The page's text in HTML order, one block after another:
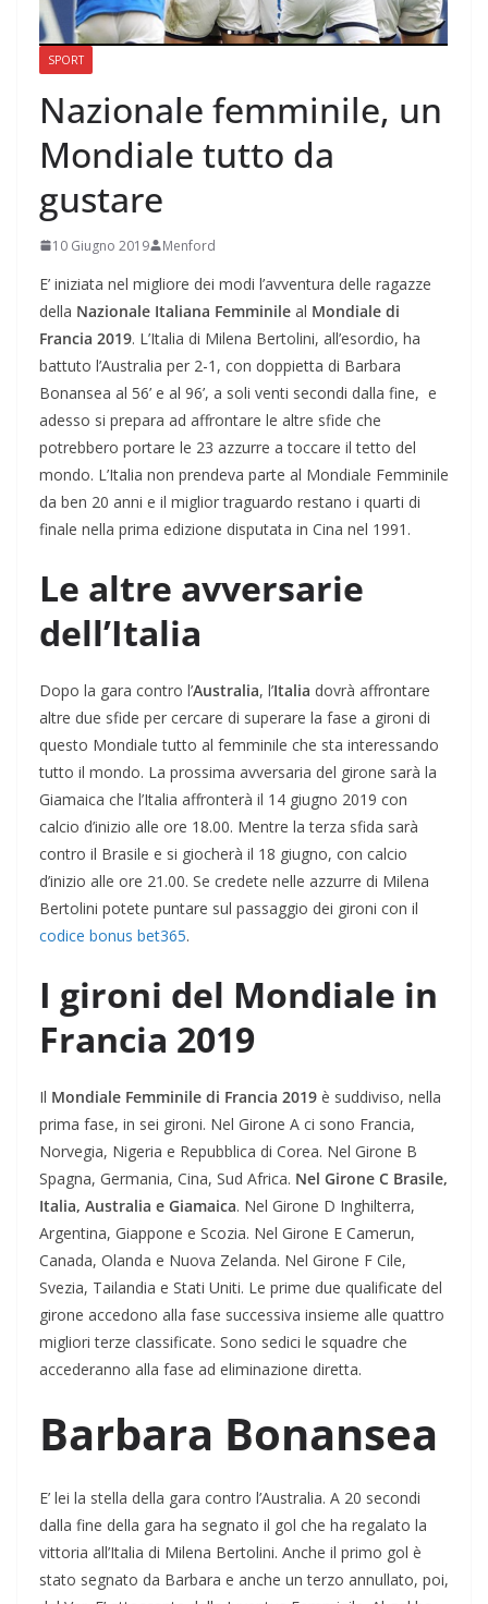
SPORT
Nazionale femminile, un
Mondiale tutto da
gustare
10 Giugno 2019 Menford
E’ iniziata nel migliore dei modi l’avventura delle ragazze
della Nazionale Italiana Femminile al Mondiale di
Francia 2019. L’Italia di Milena Bertolini, all’esordio, ha
battuto l’Australia per 2-1, con doppietta di Barbara
Bonansea al 56’ e al 96’, a soli venti secondi dalla fine, e
adesso si prepara ad affrontare le altre sfide che
potrebbero portare le 23 azzurre a toccare il tetto del
mondo. L’Italia non prendeva parte al Mondiale Femminile
da ben 20 anni e il miglior traguardo restano i quarti di
finale nella prima edizione disputata in Cina nel 1991.
Le altre avversarie
dell’Italia
Dopo la gara contro l’Australia, l’Italia dovrà affrontare
altre due sfide per cercare di superare la fase a gironi di
questo Mondiale tutto al femminile che sta interessando
tutto il mondo. La prossima avversaria del girone sarà la
Giamaica che l’Italia affronterà il 14 giugno 2019 con
calcio d’inizio alle ore 18.00. Mentre la terza sfida sarà
contro il Brasile e si giocherà il 18 giugno, con calcio
d’inizio alle ore 21.00. Se credete nelle azzurre di Milena
Bertolini potete puntare sul passaggio dei gironi con il
codice bonus bet365.
I gironi del Mondiale in
Francia 2019
Il Mondiale Femminile di Francia 2019 è suddiviso, nella
prima fase, in sei gironi. Nel Girone A ci sono Francia,
Norvegia, Nigeria e Repubblica di Corea. Nel Girone B
Spagna, Germania, Cina, Sud Africa. Nel Girone C Brasile,
Italia, Australia e Giamaica. Nel Girone D Inghilterra,
Argentina, Giappone e Scozia. Nel Girone E Camerun,
Canada, Olanda e Nuova Zelanda. Nel Girone F Cile,
Svezia, Tailandia e Stati Uniti. Le prime due qualificate del
girone accedono alla fase successiva insieme alle quattro
migliori terze classificate. Sono sedici le squadre che
accederanno alla fase ad eliminazione diretta.
Barbara Bonansea
E’ lei la stella della gara contro l’Australia. A 20 secondi
dalla fine della gara ha segnato il gol che ha regalato la
vittoria all’Italia di Milena Bertolini. Anche il primo gol è
stato segnato da Barbara e anche un terzo annullato, poi,